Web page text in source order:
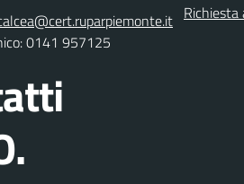
0141 957125
Richiesta